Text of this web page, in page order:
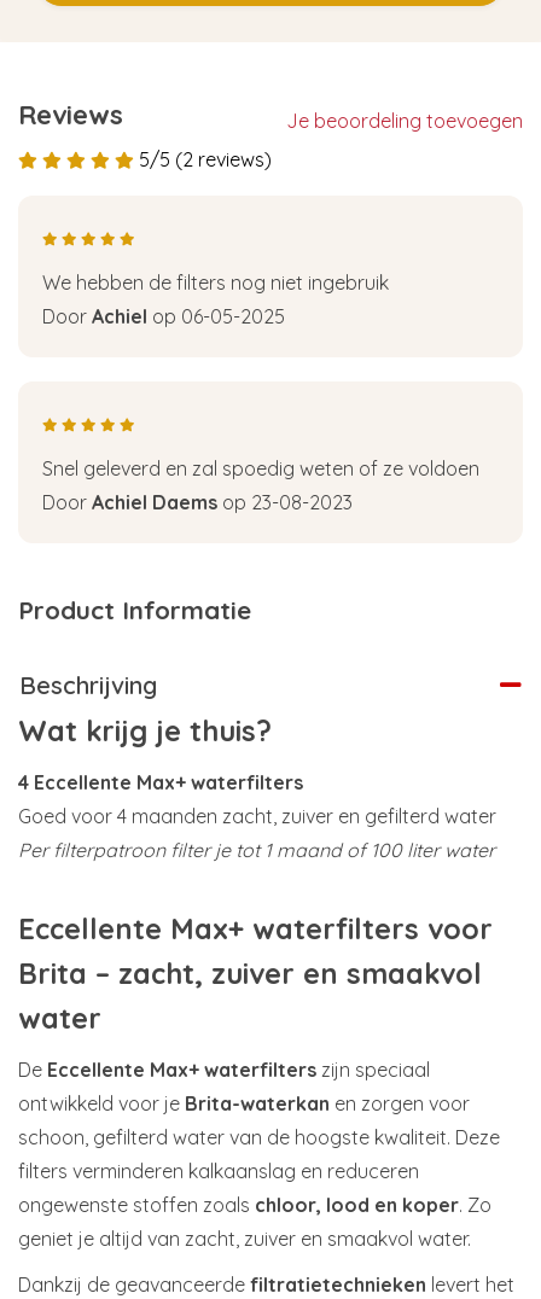
Reviews
Je beoordeling toevoegen
5/5 (2 reviews)
We hebben de filters nog niet ingebruik
Door Achiel op 06-05-2025
Snel geleverd en zal spoedig weten of ze voldoen
Door Achiel Daems op 23-08-2023
Product Informatie
Beschrijving
Wat krijg je thuis?
4 Eccellente Max+ waterfilters
Goed voor 4 maanden zacht, zuiver en gefilterd water
Per filterpatroon filter je tot 1 maand of 100 liter water
Eccellente Max+ waterfilters voor
Brita – zacht, zuiver en smaakvol
water
De Eccellente Max+ waterfilters zijn speciaal
ontwikkeld voor je Brita-waterkan en zorgen voor
schoon, gefilterd water van de hoogste kwaliteit. Deze
filters verminderen kalkaanslag en reduceren
ongewenste stoffen zoals chloor, lood en koper. Zo
geniet je altijd van zacht, zuiver en smaakvol water.
Dankzij de geavanceerde filtratietechnieken levert het